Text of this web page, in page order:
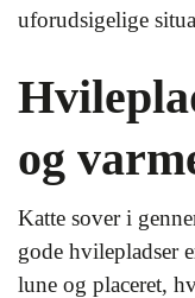
uforudsigelige
og
Katte sover i
gode hvilepladser
lune og placeret,